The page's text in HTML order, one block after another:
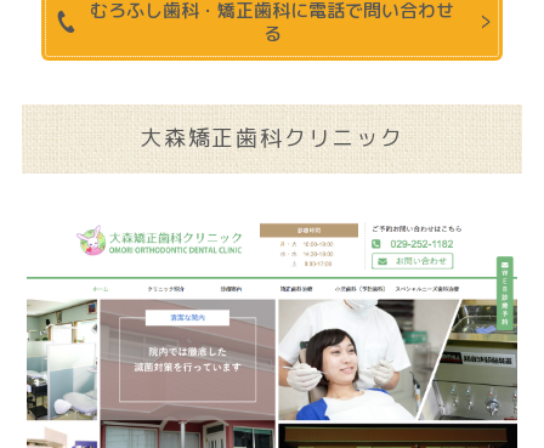
むろふし歯科・矯正歯科に電話で問い合わせ
る
大森矯正歯科クリニック